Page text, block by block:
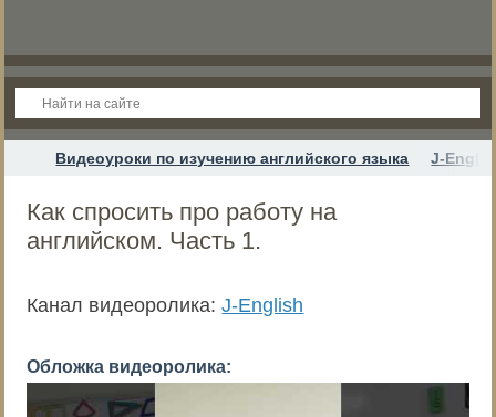
Видеоуроки по изучению английского языка J-
Как спросить про работу на
английском. Часть 1.
Канал видеоролика:J-English
Обложка видеоролика: